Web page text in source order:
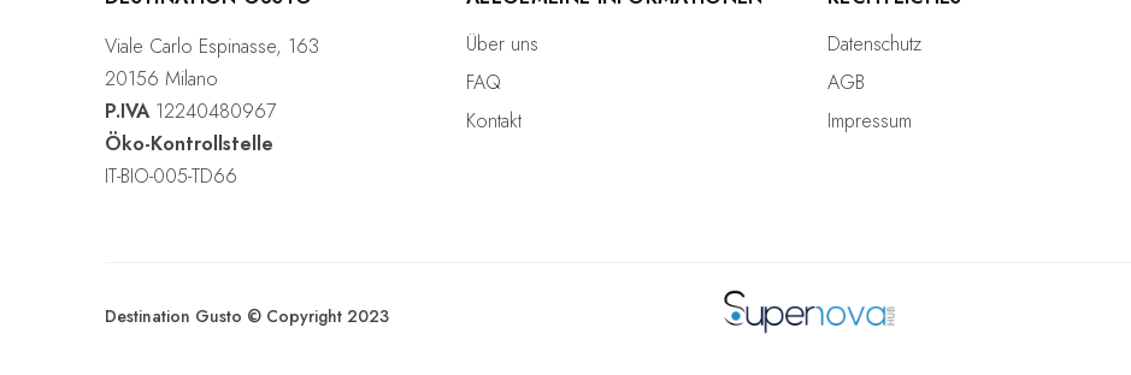
a
l
Viale Carlo Espinasse, 163
20156 Milano
P.IVA12240480967
Öko-Kontrollstelle
IT-BIO-005-TD66
Über uns
FAQ
Kontakt
Datenschutz
AGB
Impressum
Destination Gusto © Copyright 2023